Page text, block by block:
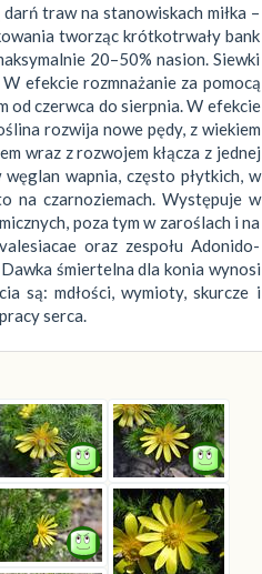
traw na stanowiskach miłka –
tworząc krótkotrwały bank
20–50% nasion. Siewki
efekcie rozmnażanie za pomocą
od czerwca do sierpnia. W efekcie
rozwija nowe pędy, z wiekiem
wraz z rozwojem kłącza z jednej
wapnia, często płytkich, w
na czarnoziemach. Występuje w
poza tym w zaroślach i na
oraz zespołu Adonido-
śmiertelna dla konia wynosi
są: mdłości, wymioty, skurcze i
serca.